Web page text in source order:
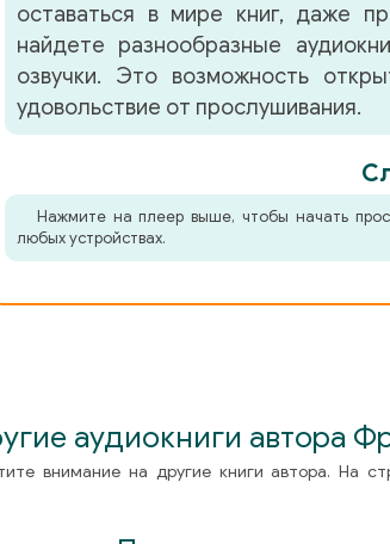
оставаться в мире книг, даже
найдете разнообразные
озвучки. Это возможность
удовольствие от прослушивания.
Нажмите на плеер выше, чтобы начать
любых устройствах.
аудиокниги автора
внимание на другие книги автора. На